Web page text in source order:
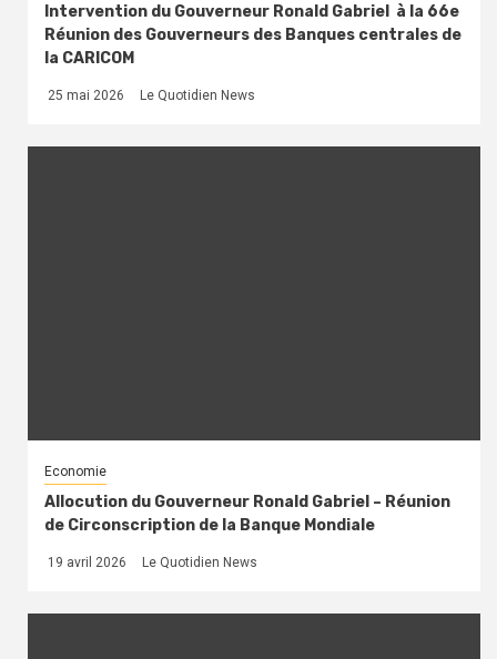
Intervention du Gouverneur Ronald Gabriel à la 66e
Réunion des Gouverneurs des Banques centrales de
la CARICOM
25 mai 2026 Le Quotidien News
Economie
Allocution du Gouverneur Ronald Gabriel – Réunion
de Circonscription de la Banque Mondiale
19 avril 2026 Le Quotidien News